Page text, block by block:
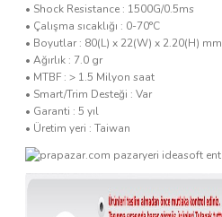
• Shock Resistance : 1500G/0.5ms
• Çalışma sıcaklığı : 0-70°C
• Boyutlar : 80(L) x 22(W) x 2.20(H) mm
• Ağırlık : 7.0 gr
• MTBF : > 1.5 Milyon saat
• Smart/Trim Desteği : Var
• Garanti : 5 yıl
• Üretim yeri : Taiwan